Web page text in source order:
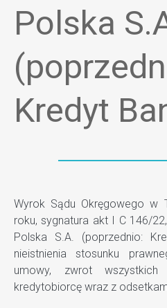
Polska
Kredyt
Wyrok Sądu Okręgowego w
roku, sygnatura akt I C 146/
Polska S.A. (poprzednio:
nieistnienia stosunku
umowy, zwrot
kredytobiorcę wraz z